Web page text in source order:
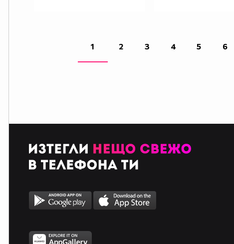
1 2 3 4 5 6